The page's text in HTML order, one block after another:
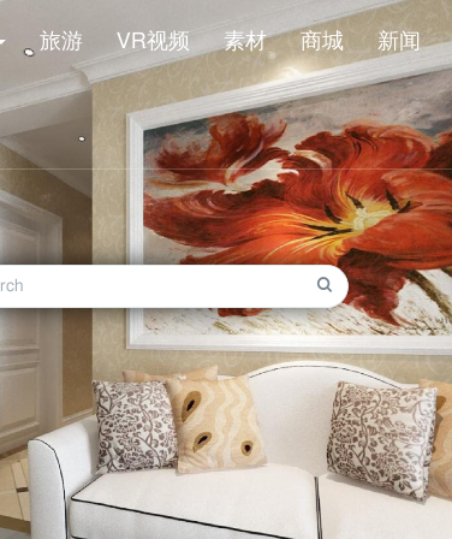
旅游 VR视频 素材 商城 新闻